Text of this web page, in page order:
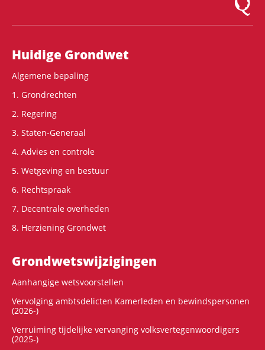
Hoofdnavigatie
Huidige Grondwet
Algemene bepaling
1. Grondrechten
2. Regering
3. Staten-Generaal
4. Advies en controle
5. Wetgeving en bestuur
6. Rechtspraak
7. Decentrale overheden
8. Herziening Grondwet
Grondwets­wijzigingen
Aanhangige wetsvoorstellen
Vervolging ambtsdelicten Kamerleden en bewindspersonen
(2026-)
Verruiming tijdelijke vervanging volksvertegenwoordigers
(2025-)